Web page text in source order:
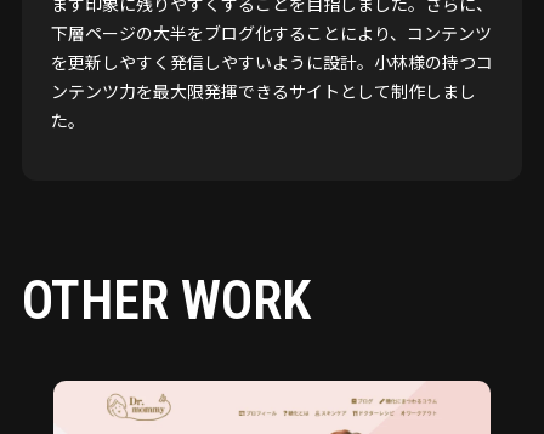
下層ページの大半をブログ化することにより、コンテンツ
を更新しやすく発信しやすいように設計。小林様の持つコ
ンテンツ力を最大限発揮できるサイトとして制作しまし
た。
OTHER WORK